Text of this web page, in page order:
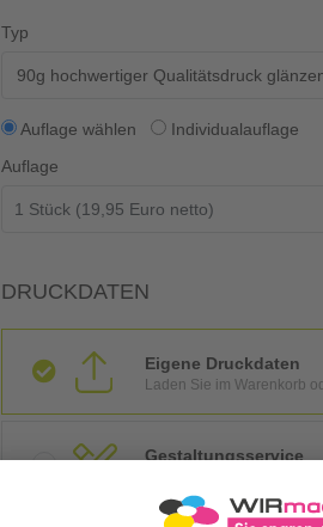
Typ
90g hochwertiger Qualitätsdruck
Auflage wählen
Individualauflage
Auflage
DRUCKDATEN
Eigene Druckdaten
Laden Sie im Warenkorb
Gestaltungsservice